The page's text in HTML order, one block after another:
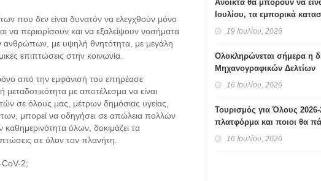
που δεν είναι δυνατόν να ελεγχθούν μόνο
να περιορίσουν και να εξαλείψουν νοσήματα
ανθρώπων, με υψηλή θνητότητα, με μεγάλη
επιπτώσεις στην κοινωνία.
από την εμφάνισή του επηρέασε
με αποτέλεσμα να είναι
σε όλους μας, μέτρων δημόσιας υγείας,
μπορεί να οδηγήσει σε απώλεια πολλών
όλων, δοκιμάζει τα
σε όλον τον πλανήτη.
CoV-2;
Ανοικτά θα μπορούν να
Ιουλίου, τα εμπορικά
19 Ιουλίου, 2026
Ολοκληρώνεται σήμερα η
Μηχανογραφικών Δελτίων
16 Ιουλίου, 2026
Τουρισμός για Όλους 2026-
πλατφόρμα και ποιοι θα
16 Ιουλίου, 2026